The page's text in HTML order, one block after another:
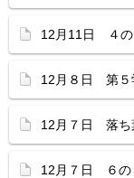
12月11日 ４
12月８日 第５
12月７日 落ち
12月７日 ６